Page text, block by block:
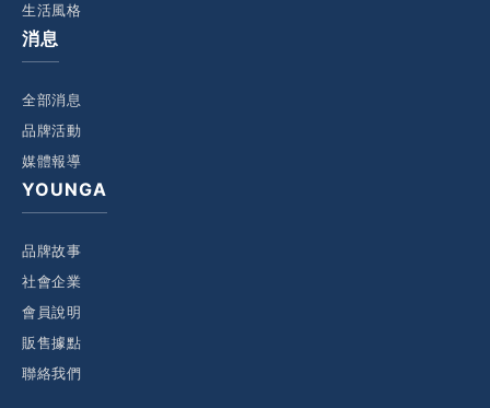
生活風格
消息
全部消息
品牌活動
媒體報導
YOUNGA
品牌故事
社會企業
會員說明
販售據點
聯絡我們